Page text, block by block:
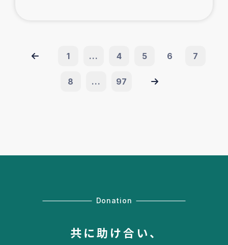
1 ... 4 5 6 7
8 ... 97
Donation
共に助け合い、